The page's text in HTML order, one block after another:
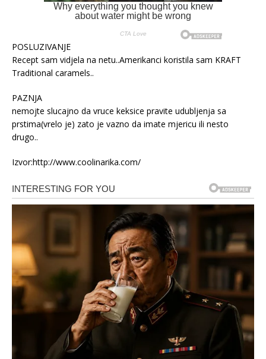
POSLUZIVANJE
Recept sam vidjela na netu..Amerikanci koristila sam KRAFT
Traditional caramels..
PAZNJA
nemojte slucajno da vruce keksice pravite udubljenja sa
prstima(vrelo je) zato je vazno da imate mjericu ili nesto
drugo..
Izvor:http://www.coolinarika.com/